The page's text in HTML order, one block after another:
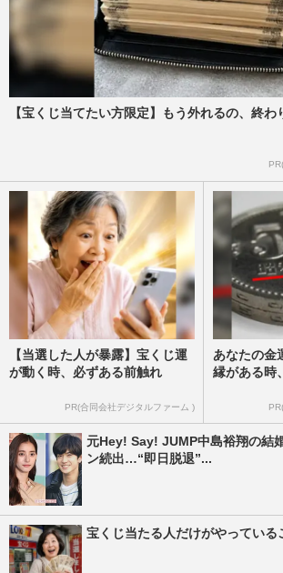
【宝くじ当てたい方限定】もう外れるの、終わ
【当選した人が暴露】宝くじ運
が動く時、必ずある前触れ
PR(合同会社デジタルファーム )
あなたの金
縁がある時
元Hey! Say! JUMP中島裕翔の結
ン続出…“即日脱退”...
宝くじ当たる人だけがやっている